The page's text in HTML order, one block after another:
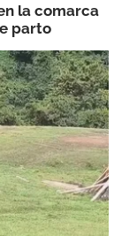
la comarca
parto